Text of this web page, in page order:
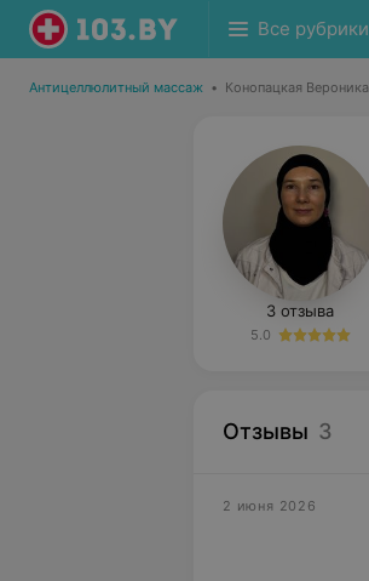
Все рубрики
Антицеллюлитный массаж • Конопацкая Вероника
3 отзыва
5.0
Отзывы 3
2 июня 2026